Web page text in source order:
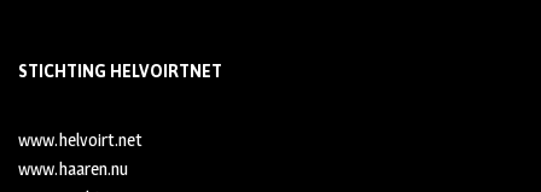
STICHTING HELVOIRTNET
www.helvoirt.net
www.haaren.nu